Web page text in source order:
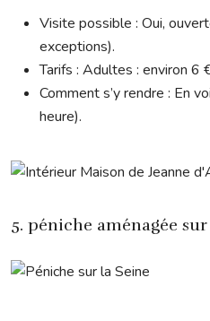
Visite possible : Oui,
exceptions).
Tarifs : Adultes : environ 6
Comment s’y rendre : En
heure).
5. péniche aménagée